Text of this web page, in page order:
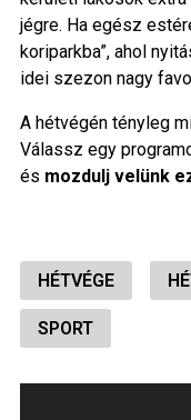
jégre. Ha egész
koriparkba”, ahol
idei szezon nagy
A hétvégén tényleg
Válassz egy
és mozdulj velünk
HÉTVÉGE
SPORT